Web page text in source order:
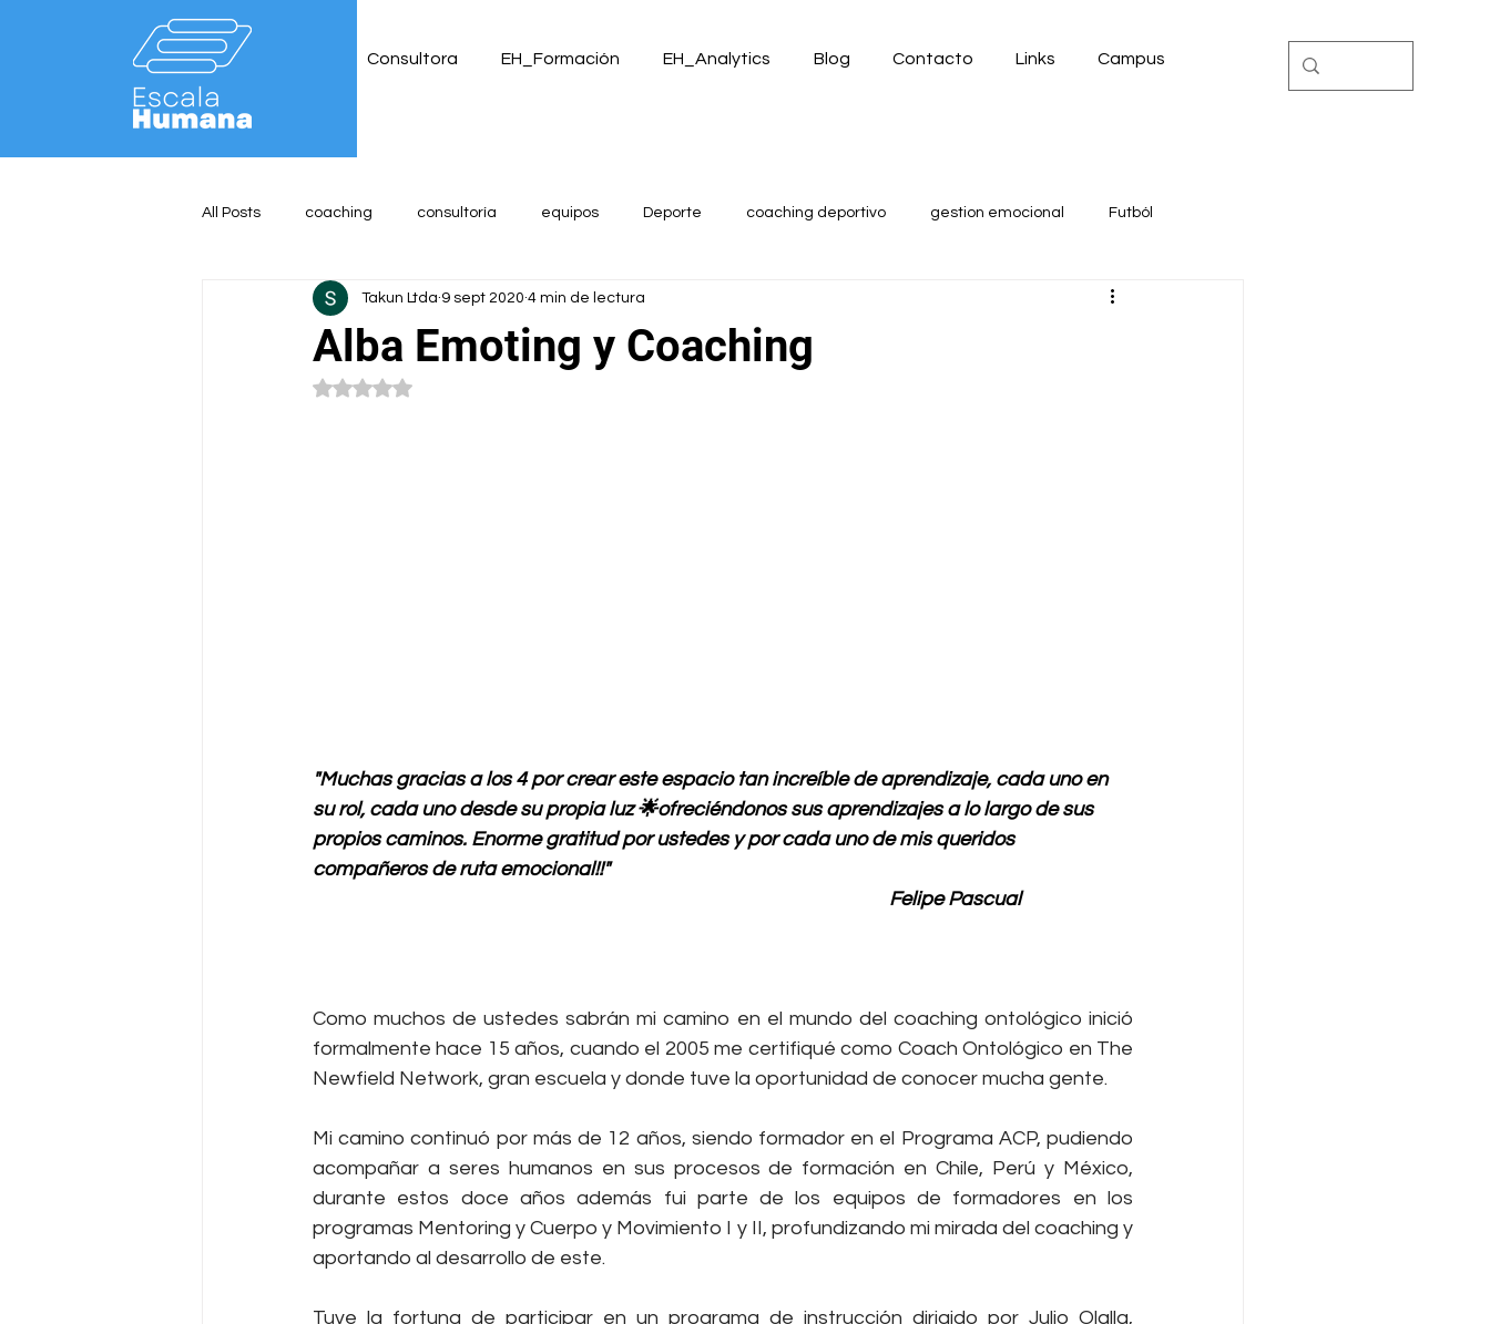
Consultora EH_Formación EH_Analytics Blog Contacto Links Campus
All Posts coaching consultoría equipos Deporte coaching deportivo gestion emocional Futból
Alba Emoting y Coaching
Takun Ltda 9 sept 2020 4 min de lectura
Obtuvo NaN de 5 estrellas.
"Muchas gracias a los 4 por crear este espacio tan increíble de aprendizaje, cada uno en
su rol, cada uno desde su propia luz 🌟ofreciéndonos sus aprendizajes a lo largo de sus
propios caminos. Enorme gratitud por ustedes y por cada uno de mis queridos
compañeros de ruta emocional!!"
													Felipe Pascual
Como muchos de ustedes sabrán mi camino en el mundo del coaching ontológico inició
formalmente hace 15 años, cuando el 2005 me certifiqué como Coach Ontológico en The
Newfield Network, gran escuela y donde tuve la oportunidad de conocer mucha gente.
Mi camino continuó por más de 12 años, siendo formador en el Programa ACP, pudiendo
acompañar a seres humanos en sus procesos de formación en Chile, Perú y México,
durante estos doce años además fui parte de los equipos de formadores en los
programas Mentoring y Cuerpo y Movimiento I y II, profundizando mi mirada del coaching y
aportando al desarrollo de este.
Tuve la fortuna de participar en un programa de instrucción dirigido por Julio Olalla,